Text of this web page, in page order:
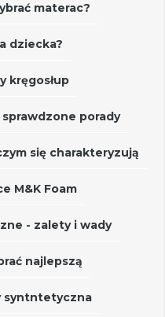
materac?
dziecka?
kręgosłup
porady
się charakteryzują
M&K Foam
- zalety i wady
najlepszą
syntntetyczna